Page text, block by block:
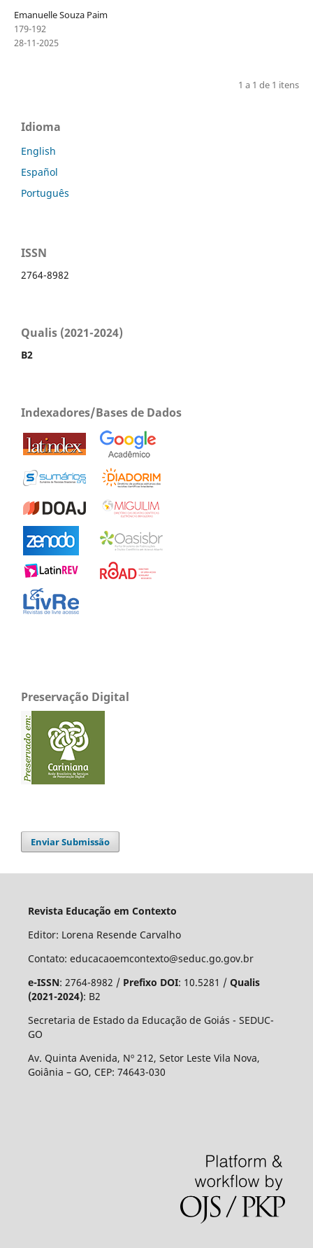
Emanuelle Souza Paim
179-192
28-11-2025
1 a 1 de 1 itens
Idioma
English
Español
Português
ISSN
2764-8982
Qualis (2021-2024)
B2
Indexadores/Bases de Dados
Preservação Digital
Enviar Submissão
Revista Educação em Contexto
Editor: Lorena Resende Carvalho
Contato: educacaoemcontexto@seduc.go.gov.br
e-ISSN: 2764-8982 / Prefixo DOI: 10.5281 / Qualis
(2021-2024): B2
Secretaria de Estado da Educação de Goiás - SEDUC-
GO
Av. Quinta Avenida, Nº 212, Setor Leste Vila Nova,
Goiânia – GO, CEP: 74643-030